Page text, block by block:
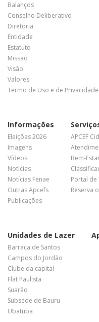
Balanços
Conselho Deliberativo
Diretoria
Entidade
Estatuto
Missão
Visão
Valores
Termo de Uso e de Privacidade
Informações
Eleições 2026
Imagens
Vídeos
Notícias
Notícias Fenae
Outras Apcefs
Publicações
APCEF
Bem-
Portal de
Reserva
Unidades de Lazer
Barraca de Santos
Campos do Jordão
Clube da capital
Flat Paulista
Suarão
Subsede de Bauru
Ubatuba